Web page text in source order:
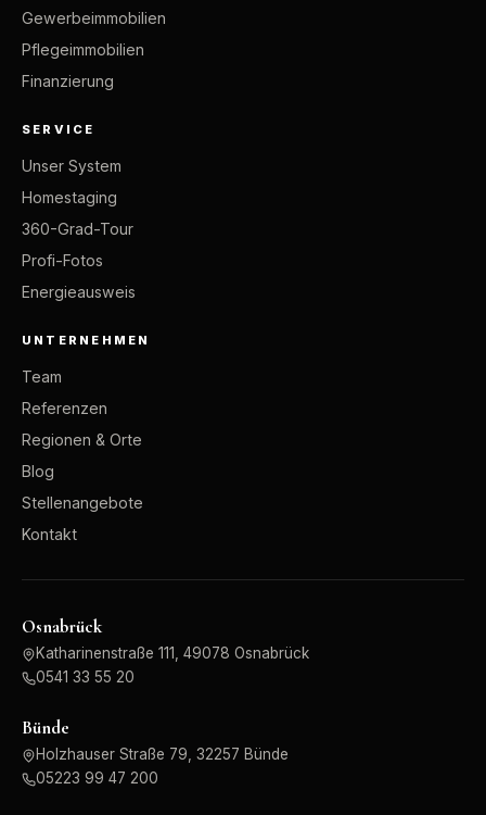
Gewerbeimmobilien
Pflegeimmobilien
Finanzierung
SERVICE
Unser System
Homestaging
360-Grad-Tour
Profi-Fotos
Energieausweis
UNTERNEHMEN
Team
Referenzen
Regionen & Orte
Blog
Stellenangebote
Kontakt
Osnabrück
Katharinenstraße 111, 49078 Osnabrück
0541 33 55 20
Bünde
Holzhauser Straße 79, 32257 Bünde
05223 99 47 200